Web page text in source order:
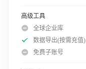
高级工具
全球企业库
数据导出(按需充值)
免费子账号